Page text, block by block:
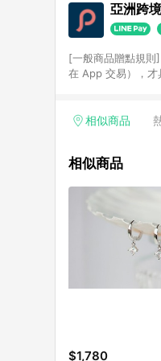
亞洲跨
[一般商品贈點規則
在 App 交易），才
格，部分退款不在
使用規則請以點數
相似商品
相似商品
$1,780